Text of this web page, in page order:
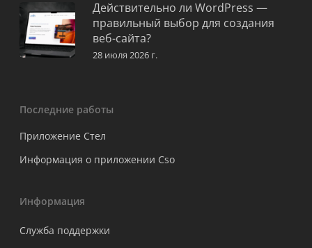
Действительно ли WordPress —
правильный выбор для создания
веб-сайта?
28 июля 2026 г.
Последние работы
Приложение Стел
Информация о приложении Cso
Информация
Служба поддержки